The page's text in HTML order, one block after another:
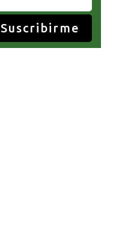
Suscribirme